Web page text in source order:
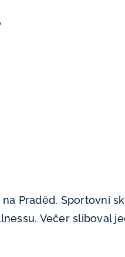
Praděd. Sportovní
Večer sliboval